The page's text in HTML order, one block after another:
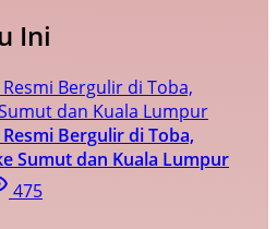
Ini
Bergulir di Toba,
Sumut dan Kuala Lumpur
475